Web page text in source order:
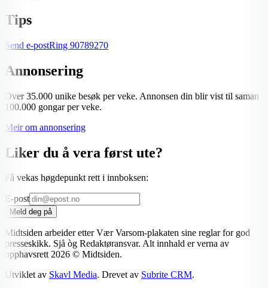
Tips
Send e-postRing 90789270
Annonsering
Over 35.000 unike besøk per veke. Annonsen din blir vist til saman
100.000 gongar per veke.
Meir om annonsering
Liker du å vera først ute?
Få vekas høgdepunkt rett i innboksen:
E-post
Meld deg på
Midtsiden arbeider etter Vær Varsom-plakaten sine reglar for god
presseskikk. Sjå òg Redaktøransvar. Alt innhald er verna av
opphavsrett2026 © Midtsiden.
Utviklet av Skavl Media. Drevet av Subrite CRM.